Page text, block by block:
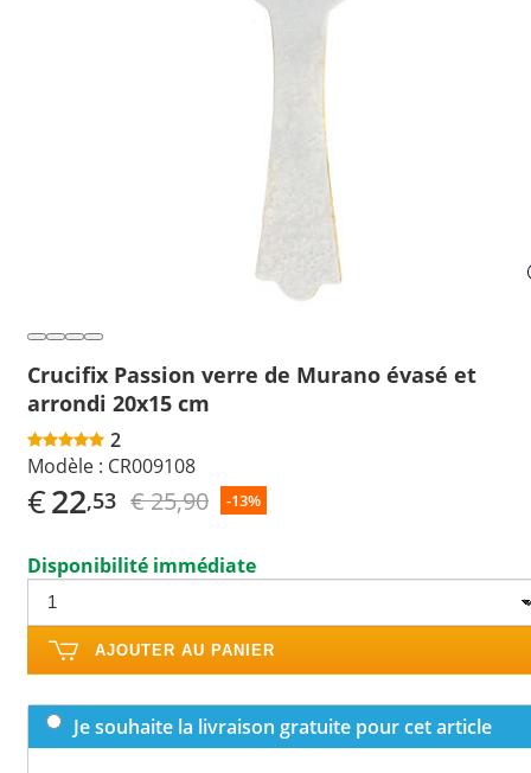
Crucifix Passion verre de Murano évasé et
arrondi 20x15 cm
2
Modèle : CR009108
€22,53 € 25,90 -13%
Disponibilité immédiate
AJOUTER AU PANIER
Je souhaite la livraison gratuite pour cet article